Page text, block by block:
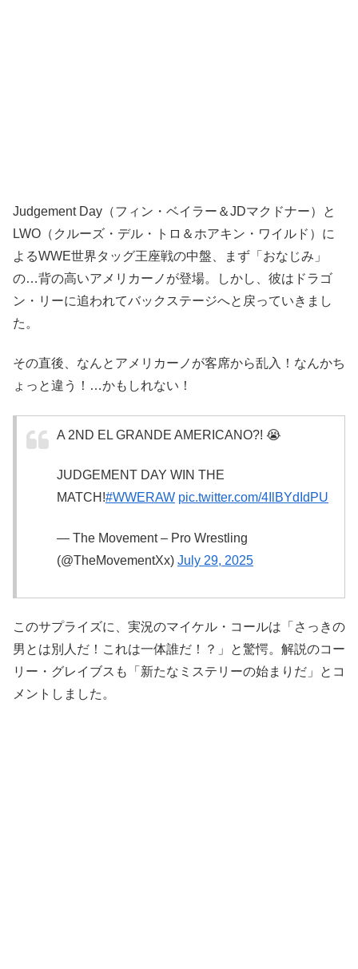
Judgement Day（フィン・ベイラー＆JDマクドナー）と
LWO（クルーズ・デル・トロ＆ホアキン・ワイルド）に
よるWWE世界タッグ王座戦の中盤、まず「おなじみ」
の…背の高いアメリカーノが登場。しかし、彼はドラゴ
ン・リーに追われてバックステージへと戻っていきまし
た。
その直後、なんとアメリカーノが客席から乱入！なんかち
ょっと違う！…かもしれない！
A 2ND EL GRANDE AMERICANO?! 😭
JUDGEMENT DAY WIN THE
MATCH!#WWERAW pic.twitter.com/4IlBYdIdPU
— The Movement – Pro Wrestling
(@TheMovementXx) July 29, 2025
このサプライズに、実況のマイケル・コールは「さっきの
男とは別人だ！これは一体誰だ！？」と驚愕。解説のコー
リー・グレイブスも「新たなミステリーの始まりだ」とコ
メントしました。